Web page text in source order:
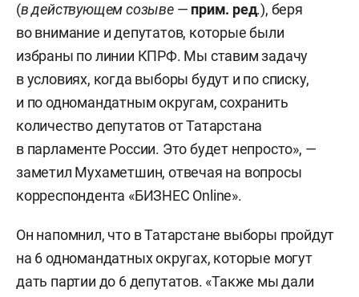
(в действующем созыве— прим. ред.), беря
во внимание и депутатов, которые были
избраны по линии КПРФ. Мы ставим задачу
в условиях, когда выборы будут и по списку,
и по одномандатным округам, сохранить
количество депутатов от Татарстана
в парламенте России. Это будет непросто», —
заметил Мухаметшин, отвечая на вопросы
корреспондента «БИЗНЕС Online».
Он напомнил, что в Татарстане выборы пройдут
на 6 одномандатных округах, которые могут
дать партии до 6 депутатов. «Также мы дали